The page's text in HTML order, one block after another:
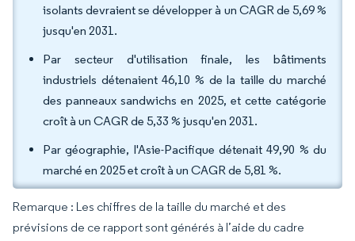
isolants devraient se développer à un CAGR de 5,69 %
jusqu'en 2031.
Par secteur d'utilisation finale, les bâtiments
industriels détenaient 46,10 % de la taille du marché
des panneaux sandwichs en 2025, et cette catégorie
croît à un CAGR de 5,33 % jusqu'en 2031.
Par géographie, l'Asie-Pacifique détenait 49,90 % du
marché en 2025 et croît à un CAGR de 5,81 %.
Remarque : Les chiffres de la taille du marché et des
prévisions de ce rapport sont générés à l’aide du cadre